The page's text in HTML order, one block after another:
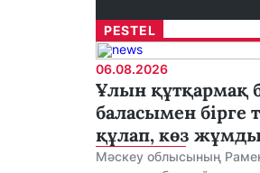
PESTEL
06.08.2026
Ұлын құтқармақ
баласымен бірге
құлап, көз
Мәскеу облысының